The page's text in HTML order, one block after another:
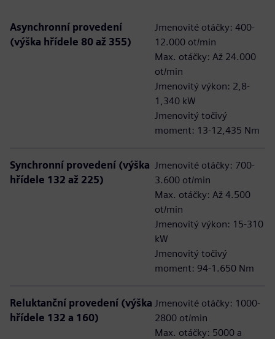
Asynchronní provedení
(výška hřídele 80 až 355)
Jmenovité otáčky: 400-
12.000 ot/min
Max. otáčky: Až 24.000
ot/min
Jmenovitý výkon: 2,8-
1,340 kW
Jmenovitý točivý
moment: 13-12,435 Nm
Synchronní provedení (výška
hřídele 132 až 225)
Jmenovité otáčky: 700-
3.600 ot/min
Max. otáčky: Až 4.500
ot/min
Jmenovitý výkon: 15-310
kW
Jmenovitý točivý
moment: 94-1.650 Nm
Reluktanční provedení (výška
hřídele 132 a 160)
Jmenovité otáčky: 1000-
2800 ot/min
Max. otáčky: 5000 a